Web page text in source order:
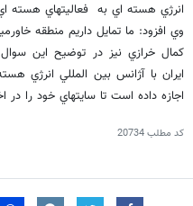
انرژي هسته اي به فعاليتهاي هسته
وي افزود: ما تمايل داريم منطقه
كمال خرازي نيز در توضيح اين
ايران با آژانس بين المللي انرژي
اجازه داده است تا سايتهاي خود را در
کد مطلب20734